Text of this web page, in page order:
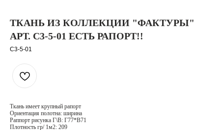
ТКАНЬ ИЗ КОЛЛЕКЦИИ "ФАКТУРЫ"
АРТ. C3-5-01 ЕСТЬ РАПОРТ!!
C3-5-01
Ткань имеет крупный рапорт
Ориентация полотна: ширина
Раппорт рисунка Г\В: Г77*В71
Плотность гр/ 1м2: 209